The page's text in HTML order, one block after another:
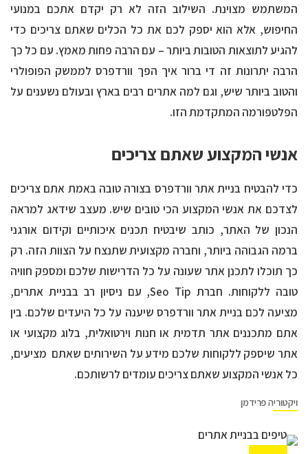
המשתמש מצוינת. השילוב הזה לא רק יקדם אתכם במנועי
החיפוש, אלא הוא יספק לכם את כל הכלים שאתם צריכים כדי
להגיע לתוצאות הטובות ביותר – עם הרבה פחות מאמץ. עם כל כך
הרבה יתרונות זה די ברור איך הפך וורדפרס לממשק הפופולרי
והטוב ביותר שיש, וגם למה אתרים רבים בארץ ובעולם נשענים על
הפלטפורמה המתקדמת הזו.
אנשי המקצוע שאתם צריכים
כדי להבטיח בניית אתר וורדפרס בצורה טובה באמת אתם צריכים
לצדכם את אנשי המקצוע הכי טובים שיש. מעצב שידאג למראה
הנכון של האתר, כותב שיבטיח תכנים איכותיים וקידום אורגני
ברמה הגבוהה ביותר, וחברה מקצועית שתנצח על הצוות הזה. רק
כך תוכלו לתכנן אתר שעונה על כל הדרישות שלכם ומספק חוויה
טובה ללקוחות. חברת Seo Tip, עם ניסיון רב בבניית אתרים,
מציעה לכם בניית אתר וורדפרס שיענה על כל היעדים שלכם. בין
אתם מתכננים אתר תדמית או חנות וירטואלית, בלוג מקצועי או
אתר שיספק ללקוחות שלכם מידע על השירותים שאתם מציעים,
כל אנשי המקצוע שאתם צריכים עומדים לרשותכם.
ויקטוריה פרידמן